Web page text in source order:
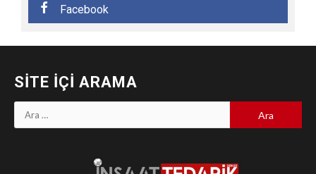
Facebook
SITE İÇI ARAMA
Arama: